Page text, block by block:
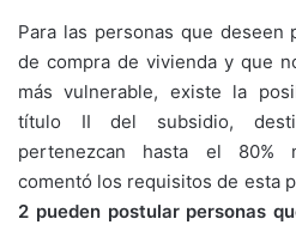
Para las personas que deseen
de compra de vivienda y que
más vulnerable, existe la
título II del subsidio,
pertenezcan hasta el 80%
comentó los requisitos de esta
2 pueden postular personas